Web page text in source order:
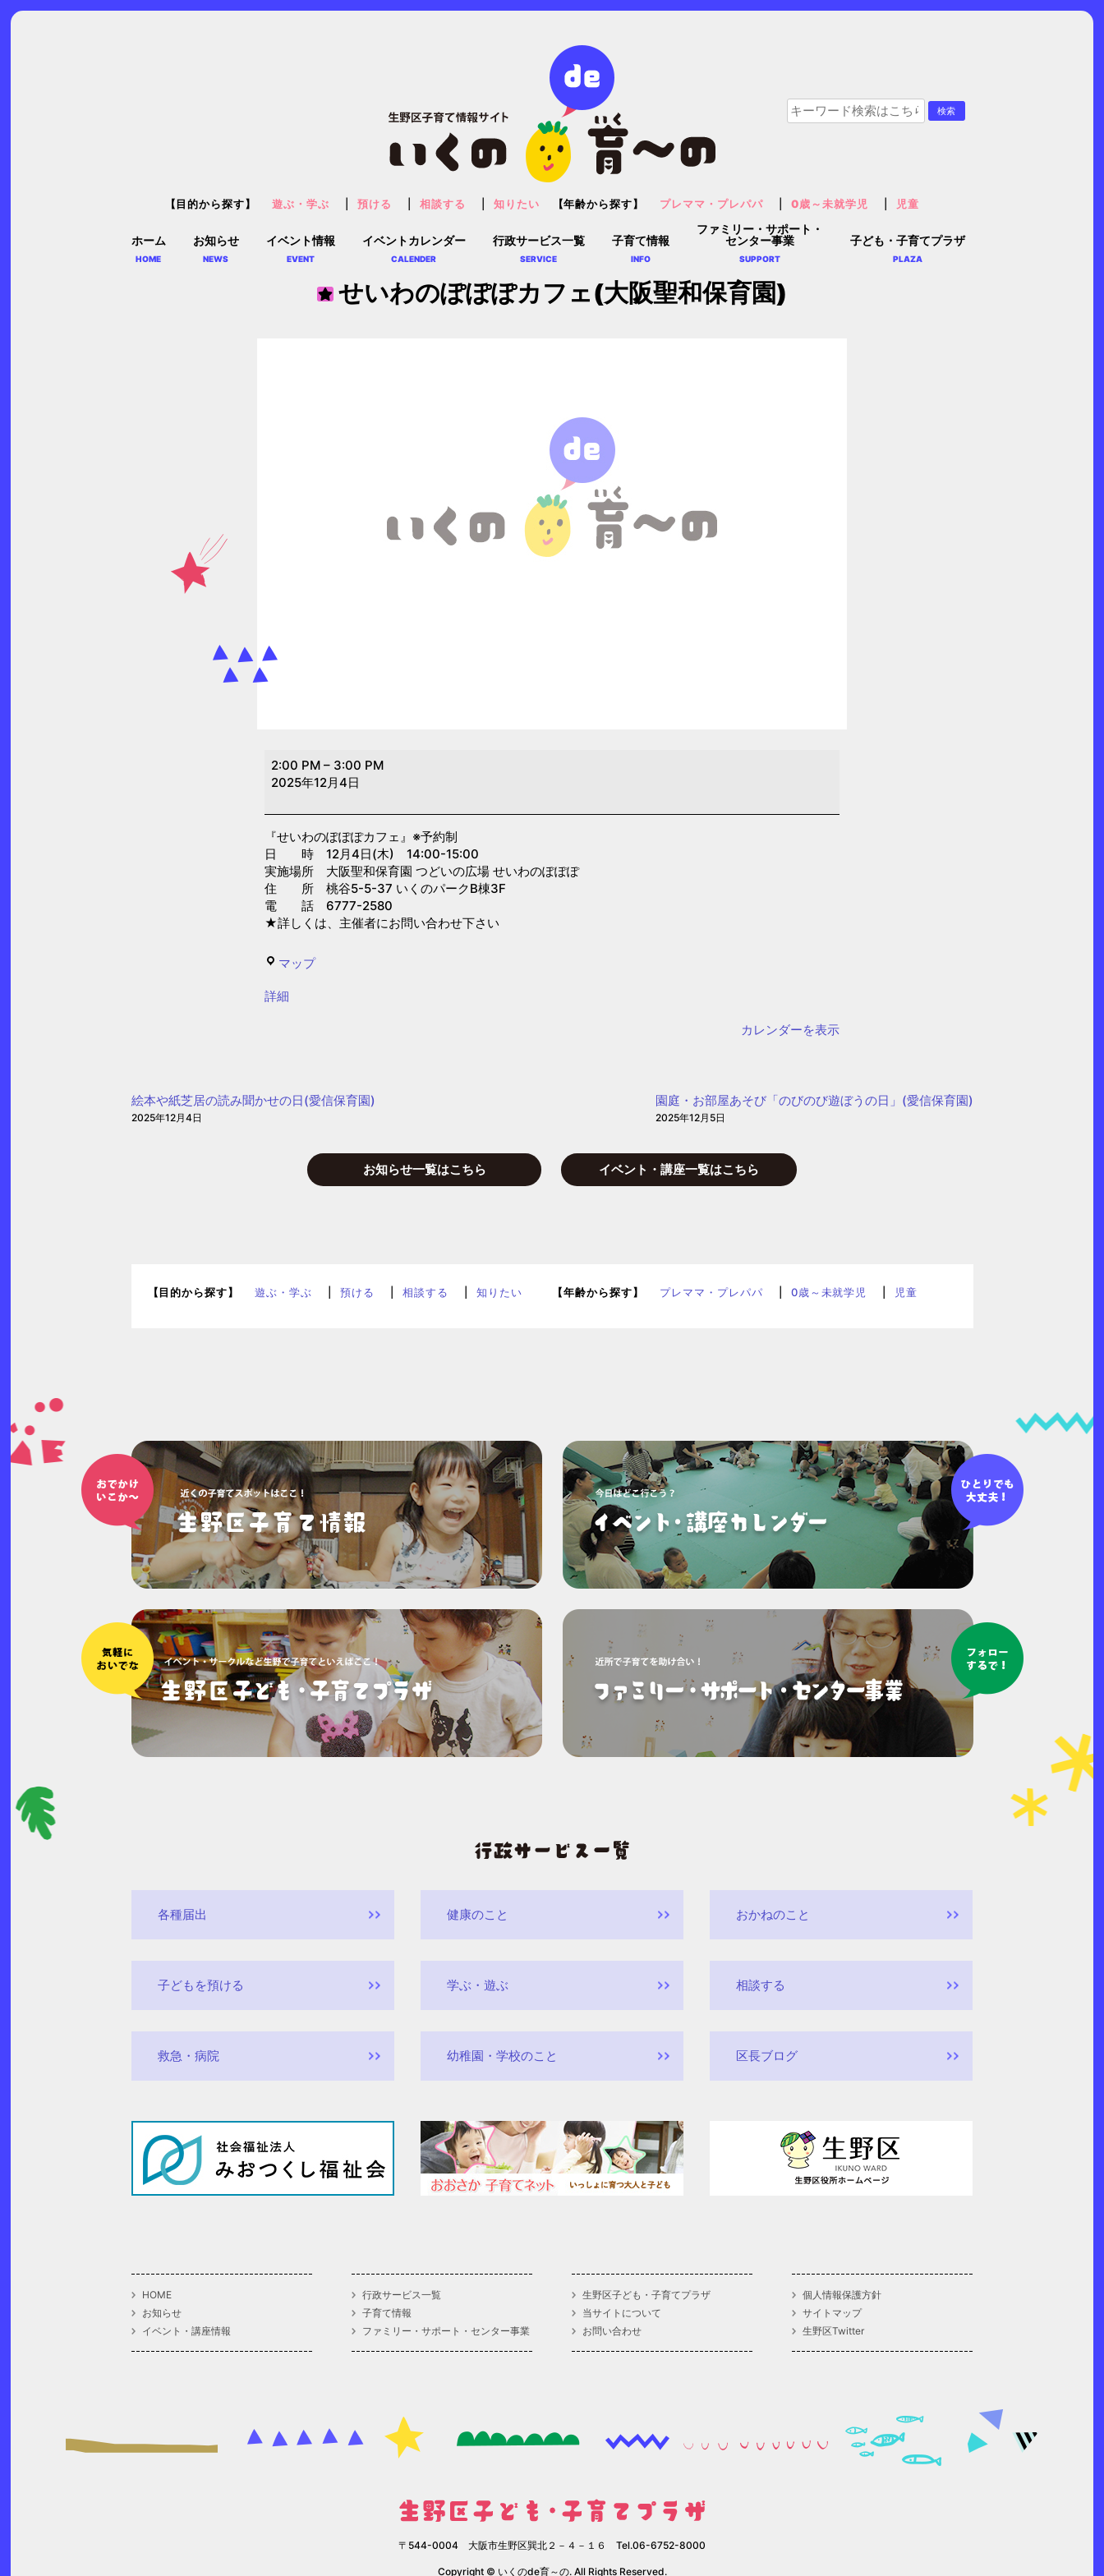
ホーム
HOME
お知らせ
NEWS
イベント情報
EVENT
イベントカレンダー
CALENDER
行政サービス一覧
SERVICE
子育て情報
INFO
ファミリー・サポート・
センター事業
SUPPORT
子ども・子育てプラザ
PLAZA
【目的から探す】 遊ぶ・学ぶ 預ける 相談する 知りたい 【年齢から探す】 プレママ・プレパパ 0歳～未就学児 児童
せいわのぽぽぽカフェ(大阪聖和保育園)
せ
い
ぽ
ぽ
ぽ
カ
フ
阪
園)
2:00 PM – 3:00 PM
2025年12月4日
『せいわのぽぽぽカフェ』 ※予約制
日 時 12月4日(木) 14:00-15:00
実施場所 大阪聖和保育園 つどいの広場 せいわのぽぽぽ
住 所 桃谷5-5-37 いくのパークB棟3F
電 話 6777-2580
★詳しくは、主催者にお問い合わせ下さい
マップせ
{title}
詳細
カレンダーを表示
絵本や紙芝居の読み聞かせの日(愛信保育園)
2025年12月4日
園庭・お部屋あそび「のびのび遊ぼうの日」(愛信保育園)
2025年12月5日
お知らせ一覧はこちら イベント・講座一覧はこちら
【目的から探す】 遊ぶ・学ぶ 預ける 相談する 知りたい 【年齢から探す】 プレママ・プレパパ 0歳～未就学児 児童
各種届出 健康のこと おかねのこと
子どもを預ける 学ぶ・遊ぶ 相談する
救急・病院 幼稚園・学校のこと 区長ブログ
HOME
お知らせ
イベント・講座情報
行政サービス一覧
子育て情報
ファミリー・サポート・センター事業
生野区子ども・子育てプラザ
当サイトについて
お問い合わせ
個人情報保護方針
サイトマップ
生野区Twitter
〒544-0004 大阪市生野区巽北２－４－１６ Tel.06-6752-8000
Copyright © いくのde育～の. All Rights Reserved.